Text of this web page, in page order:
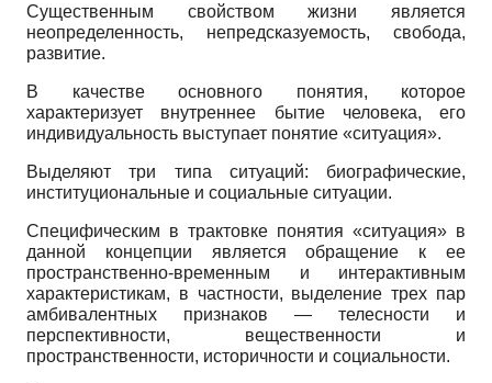
Существенным свойством жизни является
неопределенность, непредсказуемость, свобода,
развитие.
В качестве основного понятия, которое
характеризует внутреннее бытие человека, его
индивидуальность выступает понятие «ситуация».
Выделяют три типа ситуаций: биографические,
институциональные и социальные ситуации.
Специфическим в трактовке понятия «ситуация» в
данной концепции является обращение к ее
пространственно-временным и интерактивным
характеристикам, в частности, выделение трех пар
амбивалентных признаков — телесности и
перспективности, вещественности и
пространственности, историчности и социальности.